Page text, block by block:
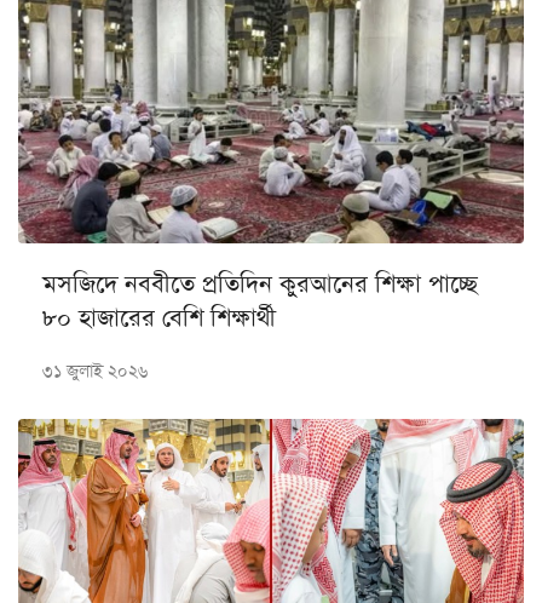
মসজিদে নববীতে প্রতিদিন কুরআনের শিক্ষা পাচ্ছে
৮০ হাজারের বেশি শিক্ষার্থী
৩১ জুলাই ২০২৬